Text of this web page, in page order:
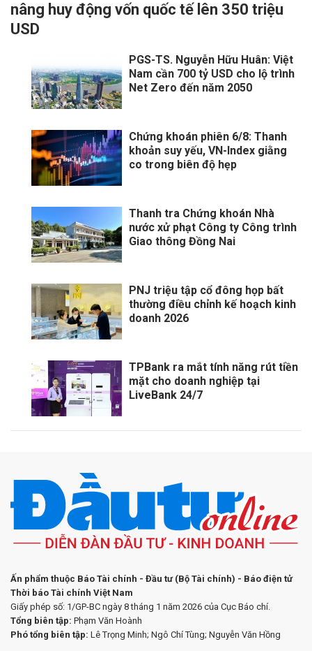
nâng huy động vốn quốc tế lên 350 triệu
USD
PGS-TS. Nguyễn Hữu Huân: Việt
Nam cần 700 tỷ USD cho lộ trình
Net Zero đến năm 2050
Chứng khoán phiên 6/8: Thanh
khoản suy yếu, VN-Index giằng
co trong biên độ hẹp
Thanh tra Chứng khoán Nhà
nước xử phạt Công ty Công trình
Giao thông Đồng Nai
PNJ triệu tập cổ đông họp bất
thường điều chỉnh kế hoạch kinh
doanh 2026
TPBank ra mắt tính năng rút tiền
mặt cho doanh nghiệp tại
LiveBank 24/7
Ấn phẩm thuộc Báo Tài chính - Đầu tư (Bộ Tài chính) - Báo điện tử
Thời báo Tài chính Việt Nam
Giấy phép số: 1/GP-BC ngày 8 tháng 1 năm 2026 của Cục Báo chí.
Tổng biên tập: Phạm Văn Hoành
Phó tổng biên tập: Lê Trọng Minh; Ngô Chí Tùng; Nguyễn Văn Hồng